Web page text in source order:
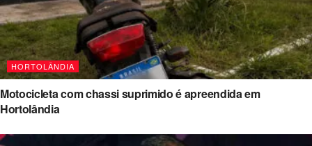
HORTOLÂNDIA
Motocicleta com chassi suprimido é apreendida em
Hortolândia